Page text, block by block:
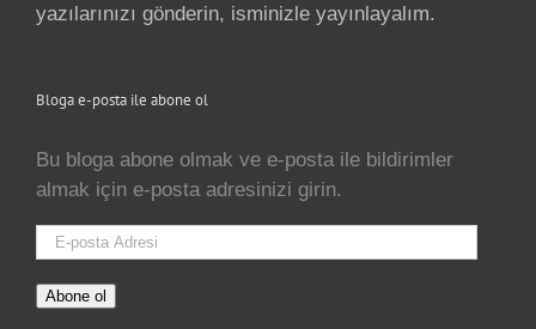
yazılarınızı gönderin, isminizle yayınlayalım.
Bloga e-posta ile abone ol
Bu bloga abone olmak ve e-posta ile bildirimler
almak için e-posta adresinizi girin.
Adresi
Abone ol